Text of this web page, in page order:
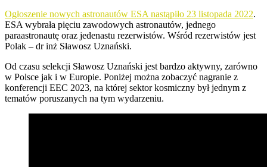
Ogłoszenie nowych astronautów ESA nastąpiło 23 listopada 2022.
ESA wybrała pięciu zawodowych astronautów, jednego
paraastronautę oraz jedenastu rezerwistów. Wśród rezerwistów jest
Polak – dr inż Sławosz Uznański.
Od czasu selekcji Sławosz Uznański jest bardzo aktywny, zarówno
w Polsce jak i w Europie. Poniżej można zobaczyć nagranie z
konferencji EEC 2023, na której sektor kosmiczny był jednym z
tematów poruszanych na tym wydarzeniu.